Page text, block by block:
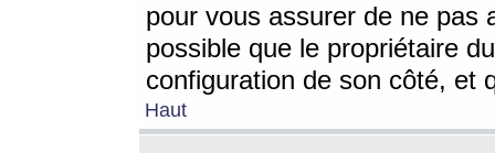
pour vous assurer de ne pas
possible que le propriétaire
configuration de son côté, et
Haut